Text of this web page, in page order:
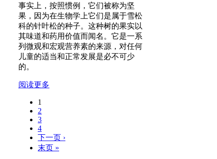
事实上，按照惯例，它们被称为坚
果，因为在生物学上它们是属于雪松
科的针叶松的种子。这种树的果实以
其味道和药用价值而闻名。它是一系
列微观和宏观营养素的来源，对任何
儿童的适当和正常发展是必不可少
的。
阅读更多
页面
1
2
3
4
下一页 ›
末页 »